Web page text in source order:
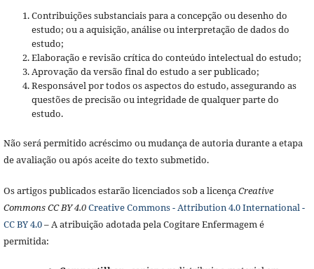
Contribuições substanciais para a concepção ou desenho do
estudo; ou a aquisição, análise ou interpretação de dados do
estudo;
Elaboração e revisão crítica do conteúdo intelectual do estudo;
Aprovação da versão final do estudo a ser publicado;
Responsável por todos os aspectos do estudo, assegurando as
questões de precisão ou integridade de qualquer parte do
estudo.
Não será permitido acréscimo ou mudança de autoria durante a etapa
de avaliação ou após aceite do texto submetido.
Os artigos publicados estarão licenciados sob a licençaCreative
Commons CC BY 4.0Creative Commons - Attribution 4.0 International -
CC BY 4.0– A atribuição adotada pela Cogitare Enfermagem é
permitida: